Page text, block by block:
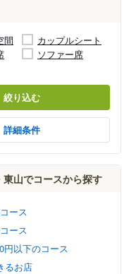
間
カップルシート
ソファー席
絞り込む
詳細条件
山でコースから探す
ース
ース
円以下のコース
るお店